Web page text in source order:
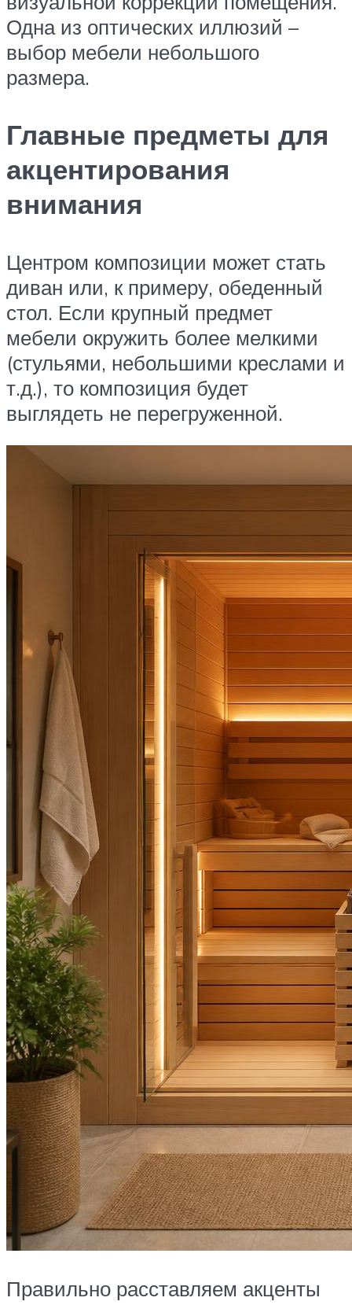
Одна из оптических иллюзий –
выбор мебели небольшого
размера.
Главные предметы для
акцентирования
внимания
Центром композиции может стать
диван или, к примеру, обеденный
стол. Если крупный предмет
мебели окружить более мелкими
(стульями, небольшими креслами и
т.д.), то композиция будет
выглядеть не перегруженной.
Правильно расставляем акценты